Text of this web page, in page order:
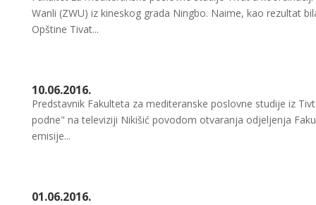
Wanli (ZWU) iz kineskog grada Ningbo. Naime, kao rezultat
Opštine Tivat...
10.06.2016.
Predstavnik Fakulteta za mediteranske poslovne studije iz
podne" na televiziji Nikišić povodom otvaranja odjeljenja
emisije...
01.06.2016.